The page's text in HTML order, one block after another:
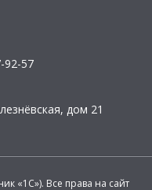
92-57
дом 21
«1С»). Все права на сайт